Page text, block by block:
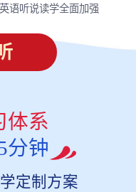
英语听说读学全面加强
体系
分钟
定制方案